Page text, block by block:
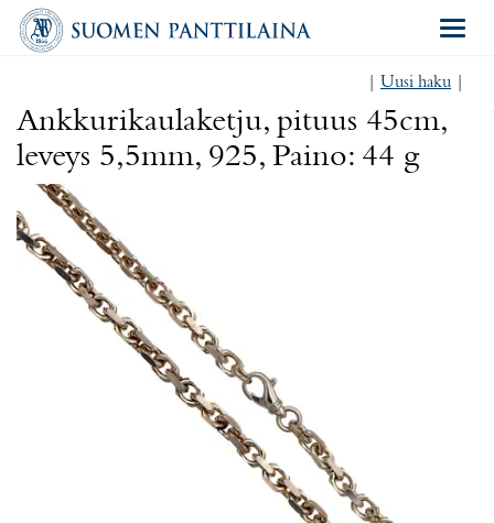
Uusi haku
Ankkurikaulaketju, pituus 45cm,
leveys 5,5mm, 925, Paino: 44 g